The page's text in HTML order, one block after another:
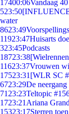
17400:06Vandaag
523:50
water
8623:49
11923:47Huisarts
323:45Podcasts
18723:38
11623:37Vrouwen
17523:31 [WLR SC
6723:29De
71 23:23Teltopic
1723:21 Ariana
15323:17Sterren